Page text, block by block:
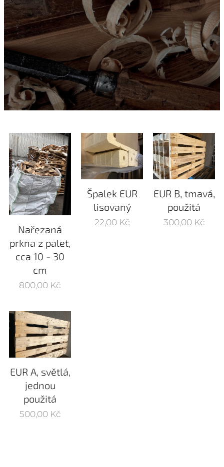
Nařezaná
prkna z palet,
cca 10 - 30
cm
800,00 Kč
Špalek EUR
lisovaný
22,00Kč
EUR B, tmavá,
použitá
300,00Kč
EUR A, světlá,
jednou
použitá
500,00Kč